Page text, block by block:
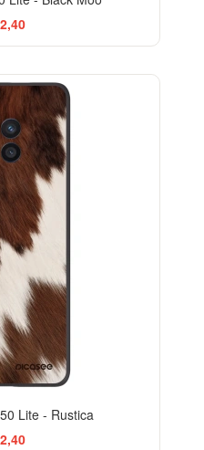
Lite - Rustica